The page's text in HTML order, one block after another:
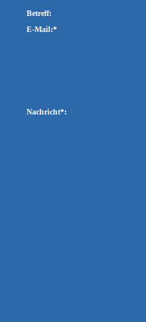
Betreff:
E-Mail:*
Nachricht*: